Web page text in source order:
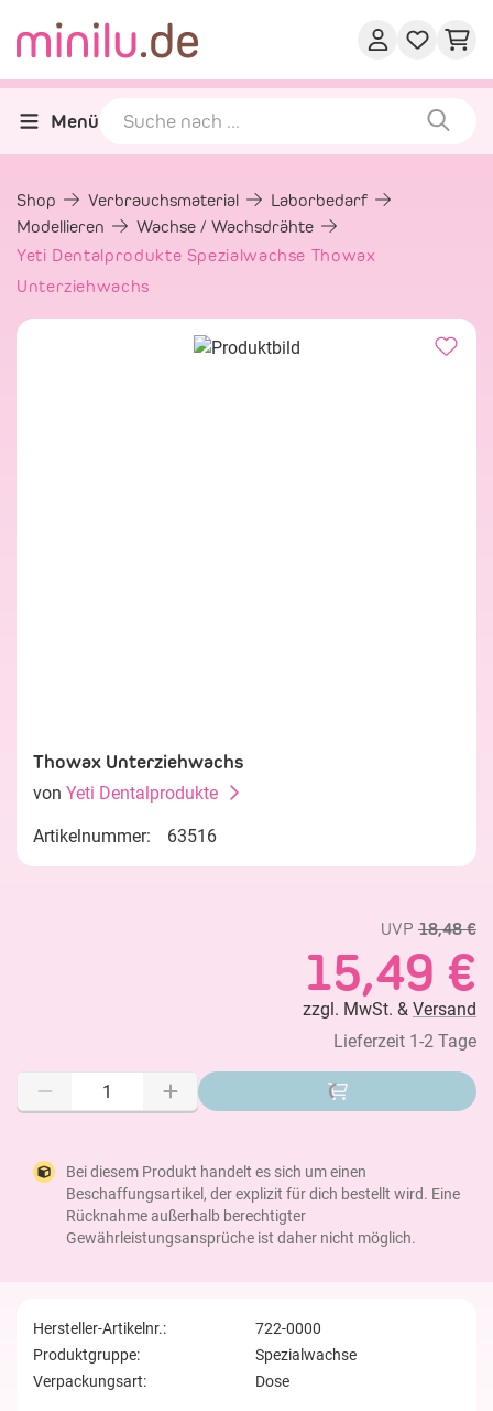
Menü
Shop Verbrauchsmaterial
Laborbedarf
Modellieren
Wachse / Wachsdrähte
Yeti Dentalprodukte Spezialwachse Thowax
Unterziehwachs
Thowax Unterziehwachs
von Yeti Dentalprodukte
Artikelnummer: 63516
UVP 18,48 €
15,49 €
zzgl. MwSt. & Versand
Lieferzeit 1-2 Tage
Bei diesem Produkt handelt es sich um einen
Beschaffungsartikel, der explizit für dich bestellt wird. Eine
Rücknahme außerhalb berechtigter
Gewährleistungsansprüche ist daher nicht möglich.
Hersteller-Artikelnr.:
722-0000
Produktgruppe:
Spezialwachse
Verpackungsart:
Dose